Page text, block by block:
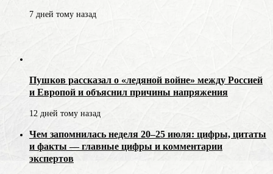
7 дней тому назад
Пушков рассказал о «ледяной войне» между Россией
и Европой и объяснил причины напряжения
12 дней тому назад
Чем запомнилась неделя 20–25 июля: цифры, цитаты
и факты — главные цифры и комментарии
экспертов